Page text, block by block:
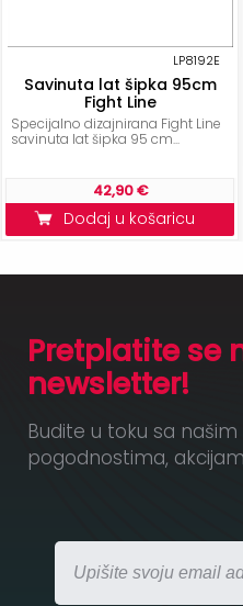
LP8192E
Savinuta lat šipka 95cm
Fight Line
Specijalno dizajnirana Fight Line
savinuta lat šipka 95 cm...
42,90 €
Dodaj u košaricu
Pretplatite se
newsletter!
Budite u toku sa
pogodnostima,